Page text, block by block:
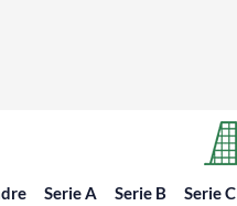
Serie A Serie B Serie C